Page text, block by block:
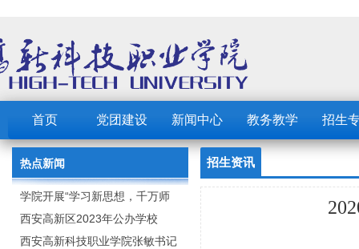
首页 党团建设 新闻中心 教务教学 招生
热点新闻
学院开展“学习新思想，千万师
生同上一堂课”活动
西安高新区2023年公办学校
（园） 公开招聘教职工公告
西安高新科技职业学院张敏书记
招生资讯